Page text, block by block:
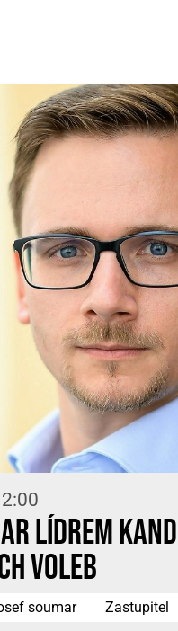
lídrem
voleb
soumar Zastupitel